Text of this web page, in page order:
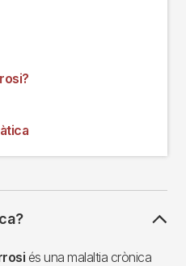
és una malaltia crònica